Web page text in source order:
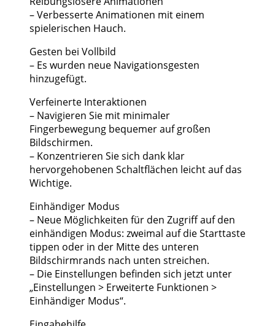
– Verbesserte Animationen mit einem
spielerischen Hauch.
Gesten bei Vollbild
– Es wurden neue Navigationsgesten
hinzugefügt.
Verfeinerte Interaktionen
– Navigieren Sie mit minimaler
Fingerbewegung bequemer auf großen
Bildschirmen.
– Konzentrieren Sie sich dank klar
hervorgehobenen Schaltflächen leicht auf das
Wichtige.
Einhändiger Modus
– Neue Möglichkeiten für den Zugriff auf den
einhändigen Modus: zweimal auf die Starttaste
tippen oder in der Mitte des unteren
Bildschirmrands nach unten streichen.
– Die Einstellungen befinden sich jetzt unter
„Einstellungen > Erweiterte Funktionen >
Einhändiger Modus“.